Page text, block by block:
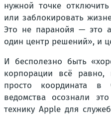
нужной точке
или заблокировать
Это не паранойя — это
один центр решений», и
И бесполезно быть
корпорации всё
просто координата в
ведомства осознали
технику Apple для